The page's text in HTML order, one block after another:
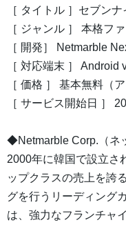
［ タイトル ］セブン
［ ジャンル ］ 本格フ
［ 開発］ Netmarble
［ 対応端末 ］ Android
［ 価格 ］ 基本無料（
［ サービス開始日 ］
◆Netmarble Corp.（ネ
2000年に韓国で設立さ
ップクラスの売上を誇
グを行うリーディング
は、強力なフランチャ